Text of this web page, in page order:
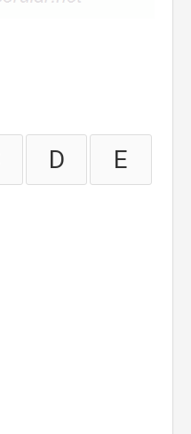
D E